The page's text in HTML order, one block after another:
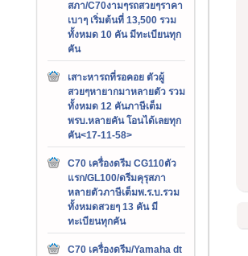
สภา/C70งามๆรถสวยๆราคา
เบาๆ เริ่มต้นที่ 13,500 รวม
ทั้งหมด 10 คัน มีทะเบียนทุก
คัน
เสาะหารถที่รอคอย ตัวผู้
สวยๆหายากมาหลายตัว รวม
ทั้งหมด 12 คันภาษีเต็ม
พรบ.หลายคัน โอนได้เลยทุก
คัน<17-11-58>
C70 เครื่องดรีม CG110ตัว
แรก/GL100/ดรีมคุรุสภา
หลายตัวภาษีเต็มพ.ร.บ.รวม
ทั้งหมดสวยๆ 13 คัน มี
ทะเบียนทุกคัน
C70 เครื่องดรีม/Yamaha dt